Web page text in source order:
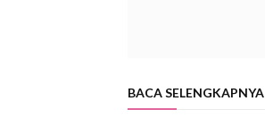
BACA SELENGKAPNYA